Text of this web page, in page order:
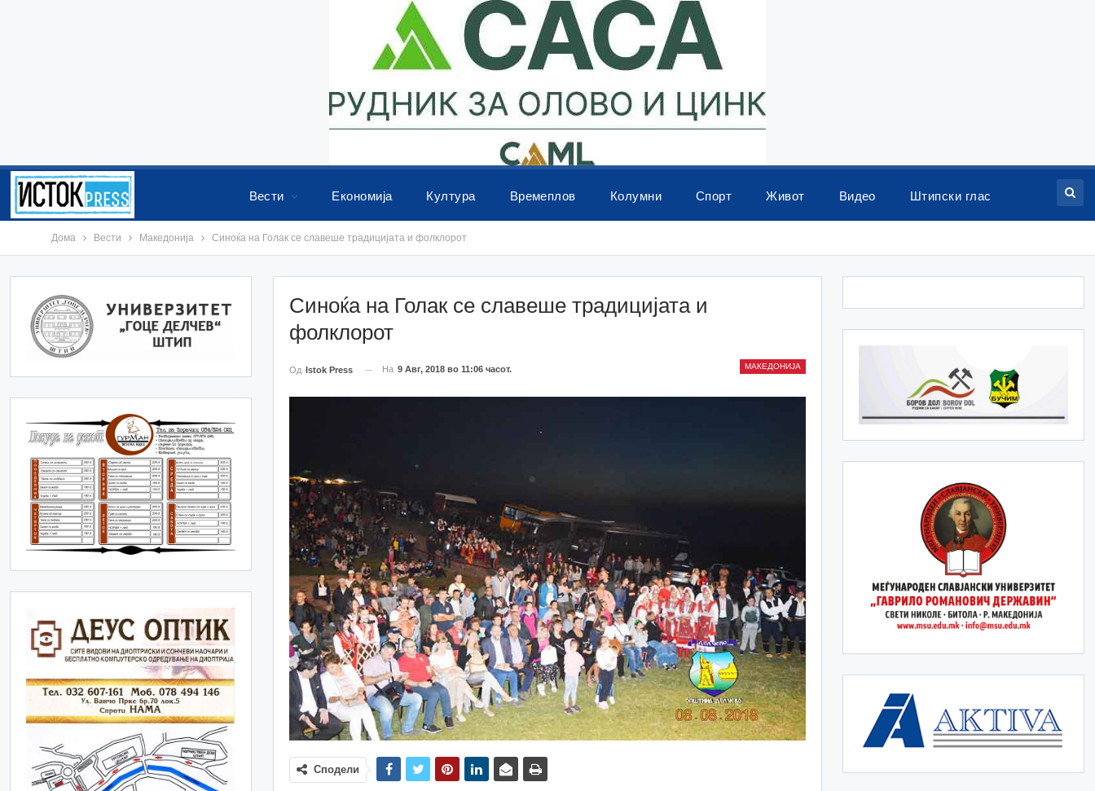
Вести Економија Култура Времеплов Колумни Спорт Живот Видео Штипски глас
Дома Вести Македонија Синоќа на Голак се славеше традицијата и фолклорот
Синоќа на Голак се славеше традицијата и
фолклорот
МАКЕДОНИЈА
Од Istok Press На 9 Авг, 2018 во 11:06 часот.
Сподели